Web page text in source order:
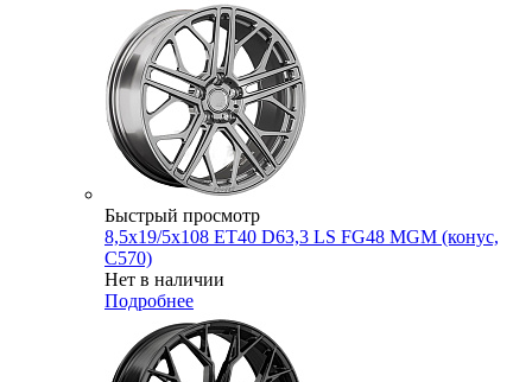
Быстрый просмотр
8,5x19/5x108 ET40 D63,3 LS FG48 MGM (конус,
C570)
Нет в наличии
Подробнее